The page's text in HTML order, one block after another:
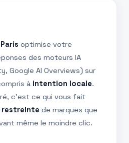
optimise votre
des moteurs IA
Google AI Overviews) sur
à intention locale.
c’est ce qui vous fait
restreinte de marques que
même le moindre clic.